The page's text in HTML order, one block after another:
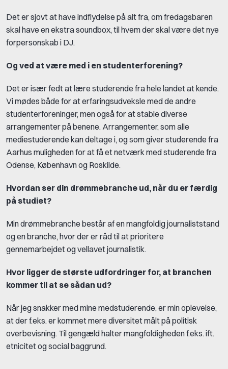
Det er sjovt at have indflydelse på alt fra, om fredagsbaren
skal have en ekstra soundbox, til hvem der skal være det nye
forpersonskab i DJ.
Og ved at være med i en studenterforening?
Det er især fedt at lære studerende fra hele landet at kende.
Vi mødes både for at erfaringsudveksle med de andre
studenterforeninger, men også for at stable diverse
arrangementer på benene. Arrangementer, som alle
mediestuderende kan deltage i, og som giver studerende fra
Aarhus muligheden for at få et netværk med studerende fra
Odense, København og Roskilde.
Hvordan ser din drømmebranche ud, når du er færdig
på studiet?
Min drømmebranche består af en mangfoldig journaliststand
og en branche, hvor der er råd til at prioritere
gennemarbejdet og vellavet journalistik.
Hvor ligger de største udfordringer for, at branchen
kommer til at se sådan ud?
Når jeg snakker med mine medstuderende, er min oplevelse,
at der f.eks. er kommet mere diversitet målt på politisk
overbevisning. Til gengæld halter mangfoldigheden f.eks. ift.
etnicitet og social baggrund.